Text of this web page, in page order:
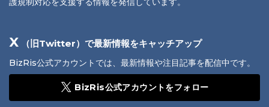
X （旧Twitter）で最新情報をキャッチアップ
BizRis公式アカウントでは、最新情報や注目記事を配信中です。
BizRis公式アカウントをフォロー